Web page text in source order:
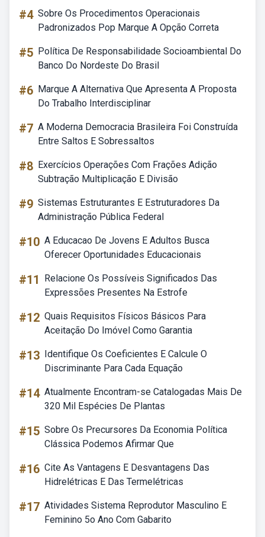
#4 Sobre Os Procedimentos Operacionais
Padronizados Pop Marque A Opção Correta
#5 Política De Responsabilidade Socioambiental Do
Banco Do Nordeste Do Brasil
#6 Marque A Alternativa Que Apresenta A Proposta
Do Trabalho Interdisciplinar
#7 A Moderna Democracia Brasileira Foi Construída
Entre Saltos E Sobressaltos
#8 Exercícios Operações Com Frações Adição
Subtração Multiplicação E Divisão
#9 Sistemas Estruturantes E Estruturadores Da
Administração Pública Federal
#10 A Educacao De Jovens E Adultos Busca
Oferecer Oportunidades Educacionais
#11
Relacione Os Possíveis Significados Das
Expressões Presentes Na Estrofe
#12 Quais Requisitos Físicos Básicos Para
Aceitação Do Imóvel Como Garantia
#13 Identifique Os Coeficientes E Calcule O
Discriminante Para Cada Equação
#14 Atualmente Encontram-se Catalogadas Mais De
320 Mil Espécies De Plantas
#15 Sobre Os Precursores Da Economia Política
Clássica Podemos Afirmar Que
#16 Cite As Vantagens E Desvantagens Das
Hidrelétricas E Das Termelétricas
#17 Atividades Sistema Reprodutor Masculino E
Feminino 5o Ano Com Gabarito